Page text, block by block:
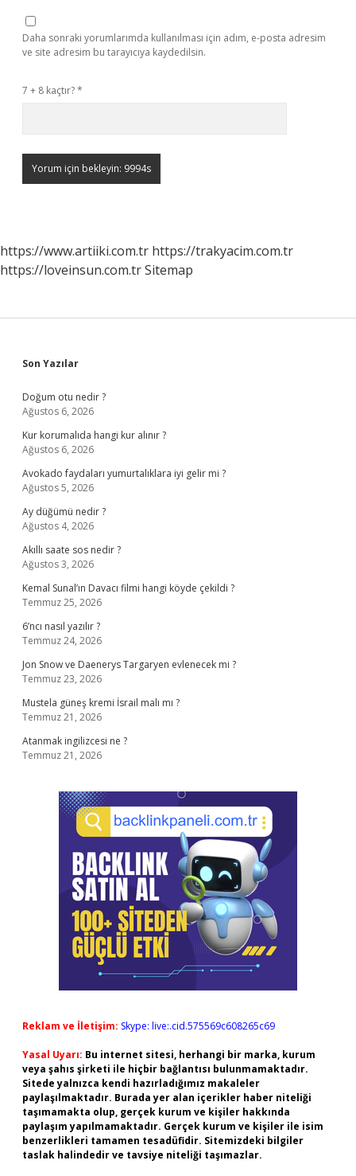
Daha sonraki yorumlarımda kullanılması için adım, e-posta adresim
ve site adresim bu tarayıcıya kaydedilsin.
7 + 8 kaçtır?*
https://www.artiiki.com.tr https://trakyacim.com.tr
https://loveinsun.com.trSitemap
Sidebar
Son Yazılar
Doğum otu nedir ?
Ağustos 6, 2026
Kur korumalıda hangi kur alınır ?
Ağustos 6, 2026
Avokado faydaları yumurtalıklara iyi gelir mi ?
Ağustos 5, 2026
Ay düğümü nedir ?
Ağustos 4, 2026
Akıllı saate sos nedir ?
Ağustos 3, 2026
Kemal Sunal’ın Davacı filmi hangi köyde çekildi ?
Temmuz 25, 2026
6’ncı nasıl yazılır ?
Temmuz 24, 2026
Jon Snow ve Daenerys Targaryen evlenecek mi ?
Temmuz 23, 2026
Mustela güneş kremi İsrail malı mı ?
Temmuz 21, 2026
Atanmak ingilizcesi ne ?
Temmuz 21, 2026
Reklam ve İletişim: Skype: live:.cid.575569c608265c69
Yasal Uyarı: Bu internet sitesi, herhangi bir marka, kurum
veya şahıs şirketi ile hiçbir bağlantısı bulunmamaktadır.
Sitede yalnızca kendi hazırladığımız makaleler
paylaşılmaktadır. Burada yer alan içerikler haber niteliği
taşımamakta olup, gerçek kurum ve kişiler hakkında
paylaşım yapılmamaktadır. Gerçek kurum ve kişiler ile isim
benzerlikleri tamamen tesadüfidir. Sitemizdeki bilgiler
taslak halindedir ve tavsiye niteliği taşımazlar.